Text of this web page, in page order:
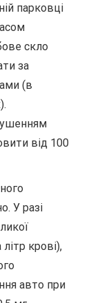
парковці
скло
за
(в
від 100
У разі
крові),
авто при